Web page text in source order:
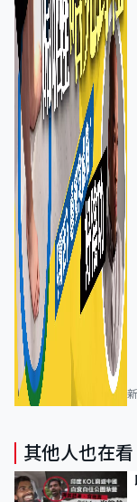
其他人也在看